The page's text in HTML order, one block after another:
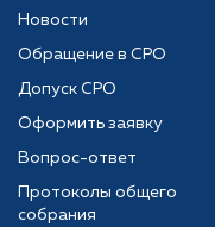
Новости
Обращение в СРО
Допуск СРО
Оформить заявку
Вопрос-ответ
Протоколы общего
собрания